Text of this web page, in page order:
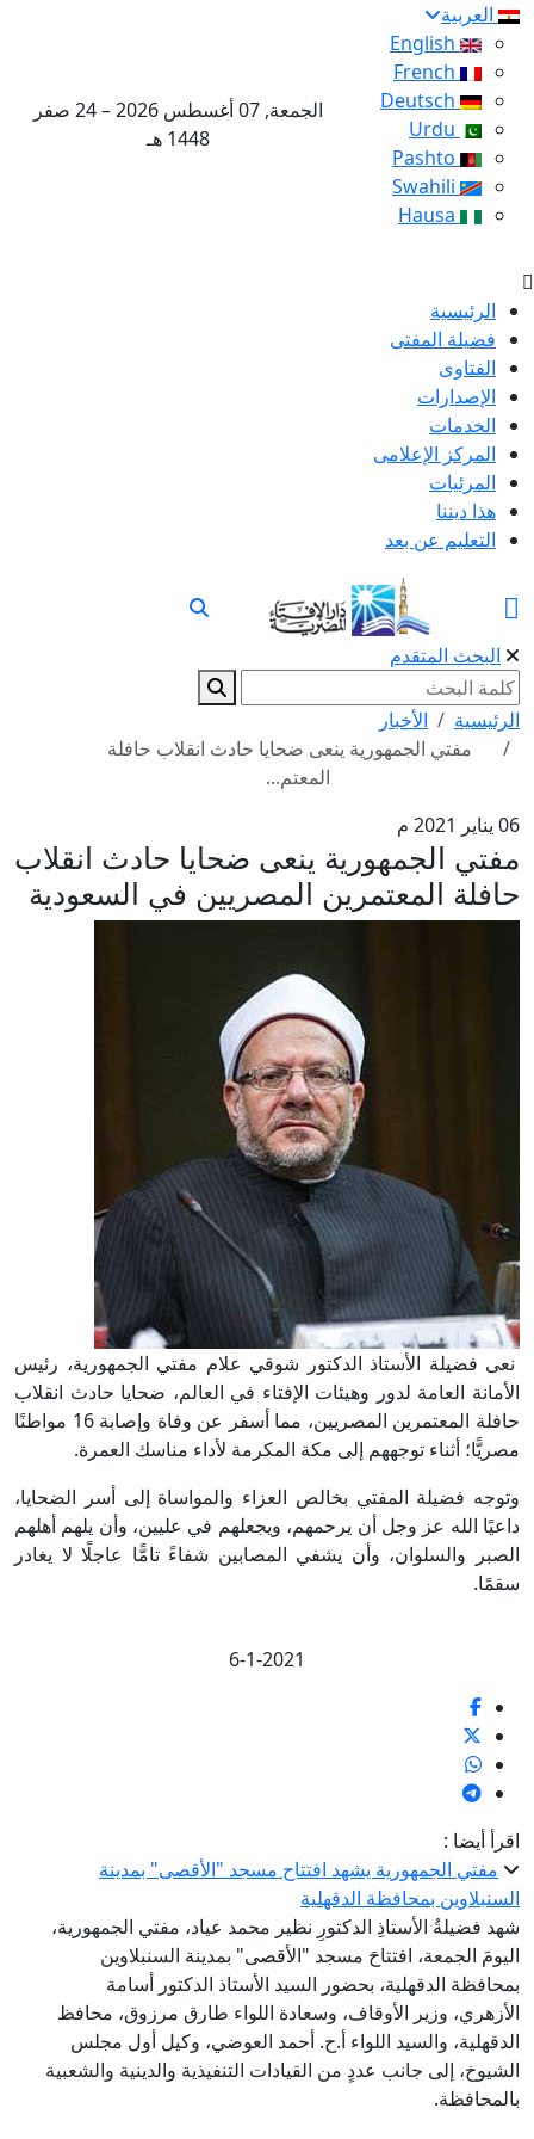
العربية
الجمعة, 07 أغسطس 2026 – 24 صفر
1448 هـ
الرئيسية
فضيلة المفتى
الفتاوى
الإصدارات
الخدمات
المركز الإعلامى
المرئيات
هذا ديننا
التعليم عن بعد
البحث المتقدم
الرئيسية
الأخبار
مفتي الجمهورية ينعى ضحايا حادث انقلاب حافلة
المعتم...
06 يناير 2021 م
مفتي الجمهورية ينعى ضحايا حادث انقلاب
حافلة المعتمرين المصريين في السعودية
نعى فضيلة الأستاذ الدكتور شوقي علام مفتي الجمهورية، رئيس
الأمانة العامة لدور وهيئات الإفتاء في العالم، ضحايا حادث انقلاب
حافلة المعتمرين المصريين، مما أسفر عن وفاة وإصابة 16 مواطنًا
مصريًّا؛ أثناء توجههم إلى مكة المكرمة لأداء مناسك العمرة.
وتوجه فضيلة المفتي بخالص العزاء والمواساة إلى أسر الضحايا،
داعيًا الله عز وجل أن يرحمهم، ويجعلهم في عليين، وأن يلهم أهلهم
الصبر والسلوان، وأن يشفي المصابين شفاءً تامًّا عاجلًا لا يغادر
سقمًا.
6-1-2021
اقرأ أيضا :
مفتي الجمهورية يشهد افتتاح مسجد "الأقصى" بمدينة
السنبلاوين بمحافظة الدقهلية
شهد فضيلةُ الأستاذِ الدكتورِ نظير محمد عياد، مفتي الجمهورية،
اليومَ الجمعة، افتتاحَ مسجد "الأقصى" بمدينة السنبلاوين
بمحافظة الدقهلية، بحضور السيد الأستاذ الدكتور أسامة
الأزهري، وزير الأوقاف، وسعادة اللواء طارق مرزوق، محافظ
الدقهلية، والسيد اللواء أ.ح. أحمد العوضي، وكيل أول مجلس
الشيوخ، إلى جانب عددٍ من القيادات التنفيذية والدينية والشعبية
بالمحافظة.